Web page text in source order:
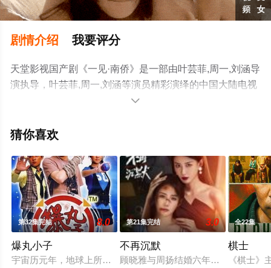
剧情介绍 我要评分
天堂影视国产剧《一见·南侨》是一部由叶芸菲,周一,刘涵导
演执导，叶芸菲,周一,刘涵等演员精彩演绎的中国大陆电视
剧，大结局剧情已揭晓（第25集已完结），手机免费观看
信息可移步至豆瓣电视剧、电视猫或剧情网等平台了解。

猜你喜欢
第32集完结 8.0
爆丸小子
宇宙历元年，地球上所有的人们都在大肆庆祝，平时热闹非凡
第21集完结 3.0
不再沉默
顾晓雅与周扬结婚六年，为了照顾
全22集
棋士
《棋士